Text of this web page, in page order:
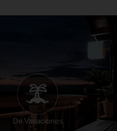
De Vacaciones